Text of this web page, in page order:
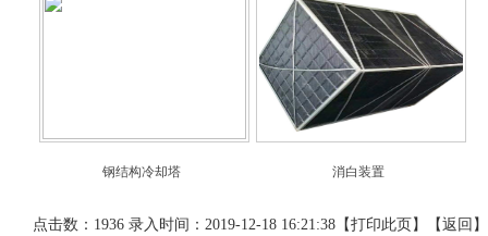
钢结构冷却塔 消白装置
点击数：1936 录入时间：2019-12-18 16:21:38【打印此页 】【返回 】